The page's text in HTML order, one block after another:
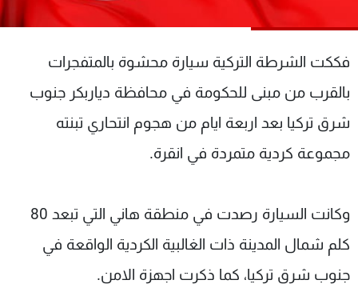
فككت الشرطة التركية سيارة محشوة بالمتفجرات
بالقرب من مبنى للحكومة في محافظة دياربكر جنوب
شرق تركيا بعد اربعة ايام من هجوم انتحاري تبنته
مجموعة كردية متمردة في انقرة.
وكانت السيارة رصدت في منطقة هاني التي تبعد 80
كلم شمال المدينة ذات الغالبية الكردية الواقعة في
جنوب شرق تركيا، كما ذكرت اجهزة الامن.
عن MTV
لاعلاناتكم
وظائف
شروط الإسـتخدام